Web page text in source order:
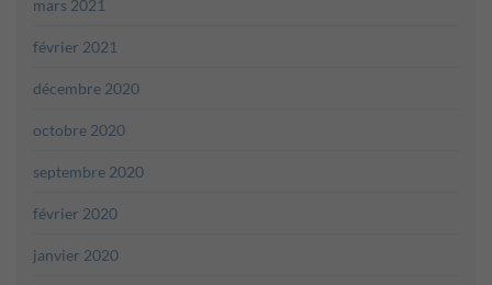
mars 2021
février 2021
décembre 2020
octobre 2020
septembre 2020
février 2020
janvier 2020